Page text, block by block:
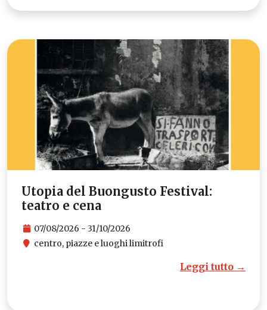
Utopia del Buongusto Festival:
teatro e cena
07/08/2026 - 31/10/2026
centro, piazze e luoghi limitrofi
Leggi tutto →